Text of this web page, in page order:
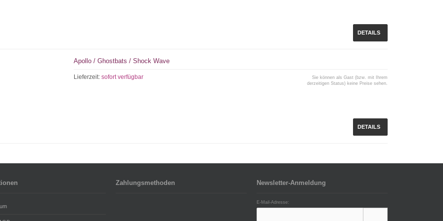
DETAILS
Apollo / Ghostbats / Shock Wave
Lieferzeit:sofort verfügbar
Sie können als Gast (bzw. mit Ihrem
derzeitigen Status) keine Preise sehen.
DETAILS
Zahlungsmethoden Newsletter-Anmeldung
E-Mail-Adresse: